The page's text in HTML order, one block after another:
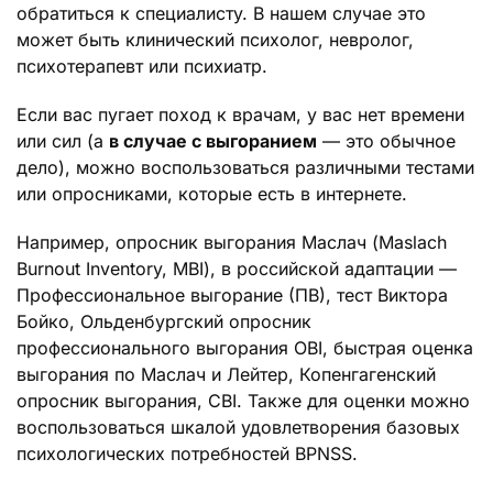
обратиться к специалисту. В нашем случае это
может быть клинический психолог, невролог,
психотерапевт или психиатр.
Если вас пугает поход к врачам, у вас нет времени
или сил (а в случае с выгоранием — это обычное
дело), можно воспользоваться различными тестами
или опросниками, которые есть в интернете.
Например, опросник выгорания Маслач (Maslach
Burnout Inventory, MBI), в российской адаптации —
Профессиональное выгорание (ПВ), тест Виктора
Бойко, Ольденбургский опросник
профессионального выгорания OBI, быстрая оценка
выгорания по Маслач и Лейтер, Копенгагенский
опросник выгорания, CBI. Также для оценки можно
воспользоваться шкалой удовлетворения базовых
психологических потребностей BPNSS.